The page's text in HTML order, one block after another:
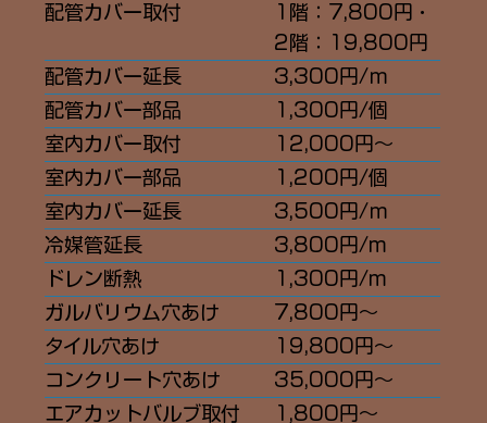
配管カバー取付
1階：7,800円・
2階：19,800円
配管カバー延長
3,300円/ｍ
配管カバー部品
1,300円/個
室内カバー取付
12,000円〜
​室内カバー部品
1,200円/個
​室内カバー延長
3,500円/ｍ
冷媒管延長
3,800円/m
​ドレン断熱
1,300円/m
ガルバリウム穴あけ
7,800円〜
タイル穴あけ
19,800円〜
コンクリート穴あけ
35,000円〜
エアカットバルブ取付
1,800円〜